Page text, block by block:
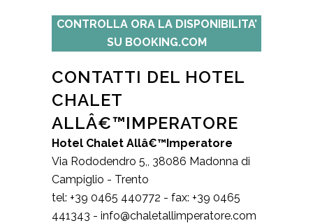
CONTROLLA ORA LA DISPONIBILITA’
SU BOOKING.COM
CONTATTI DEL HOTEL
CHALET
ALLÂ€™IMPERATORE
Hotel Chalet Allâ€™Imperatore
Via Rododendro 5,, 38086 Madonna di
Campiglio - Trento
tel: +39 0465 440772 - fax: +39 0465
441343 - info@chaletallimperatore.com